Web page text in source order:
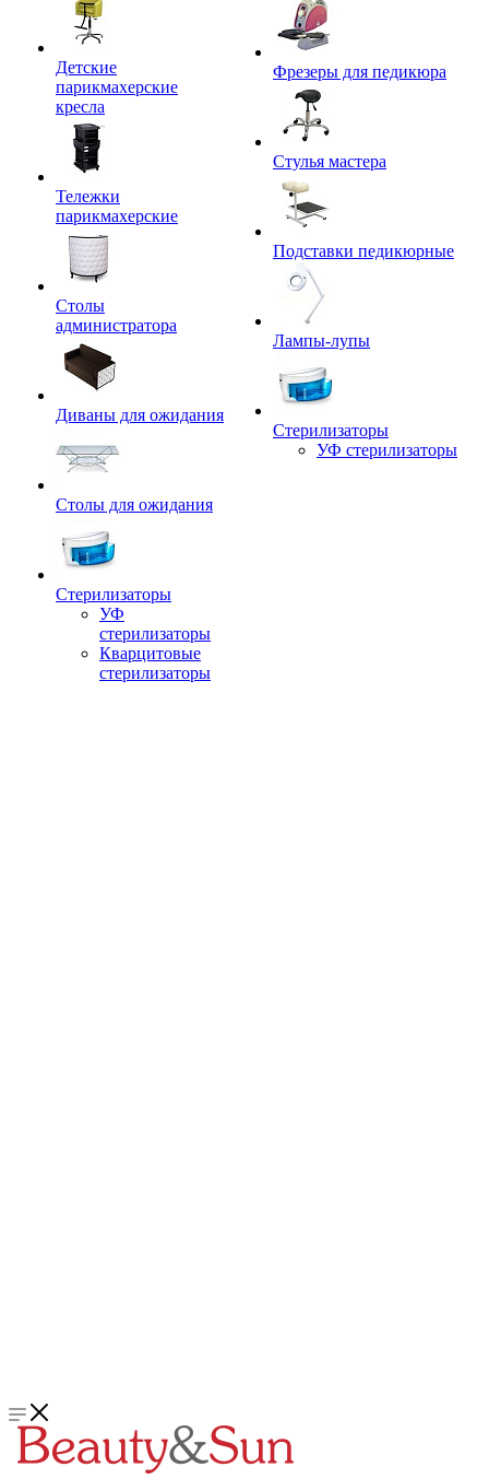
Детские
парикмахерские
кресла
Тележки
парикмахерские
Столы
администратора
Диваны для ожидания
Столы для ожидания
Стерилизаторы
УФ
стерилизаторы
Кварцитовые
стерилизаторы
Фрезеры для педикюра
Стулья мастера
Подставки педикюрные
Лампы-лупы
Стерилизаторы
УФ стерилизаторы